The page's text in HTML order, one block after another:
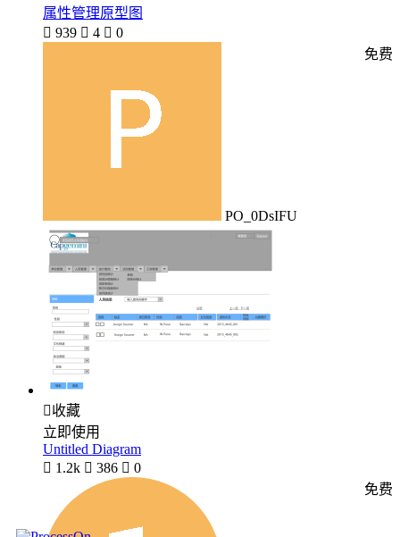
属性管理原型图
 939  4  0
PO_0DsIFU
免费
收藏
立即使用
Untitled Diagram
 1.2k  386  0
免费